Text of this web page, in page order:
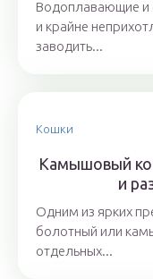
Водоплавающие и
и крайне
заводить...
Кошки
Камышовый
и
Одним из ярких
болотный или
отдельных...